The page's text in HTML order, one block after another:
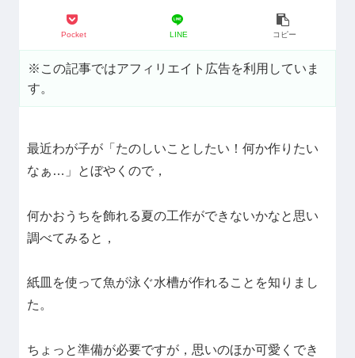
Pocket LINE コピー
※この記事ではアフィリエイト広告を利用していま
す。
最近わが子が「たのしいことしたい！何か作りたい
なぁ…」とぼやくので，
何かおうちを飾れる夏の工作ができないかなと思い
調べてみると，
紙皿を使って魚が泳ぐ水槽が作れることを知りまし
た。
ちょっと準備が必要ですが，思いのほか可愛くでき